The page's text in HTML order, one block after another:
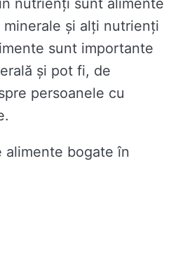
și alți nutrienți
sunt importante
și pot fi, de
persoanele cu
alimente bogate în